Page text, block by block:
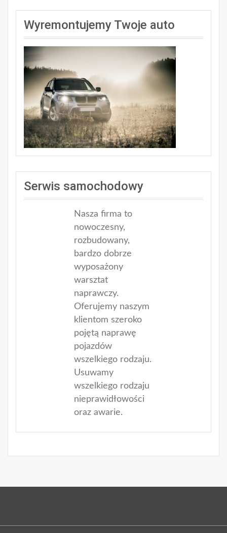
Wyremontujemy Twoje auto
Serwis samochodowy
Nasza firma to
nowoczesny,
rozbudowany,
bardzo dobrze
wyposażony
warsztat
naprawczy.
Oferujemy naszym
klientom szeroko
pojętą naprawę
pojazdów
wszelkiego rodzaju.
Usuwamy
wszelkiego rodzaju
nieprawidłowości
oraz awarie.